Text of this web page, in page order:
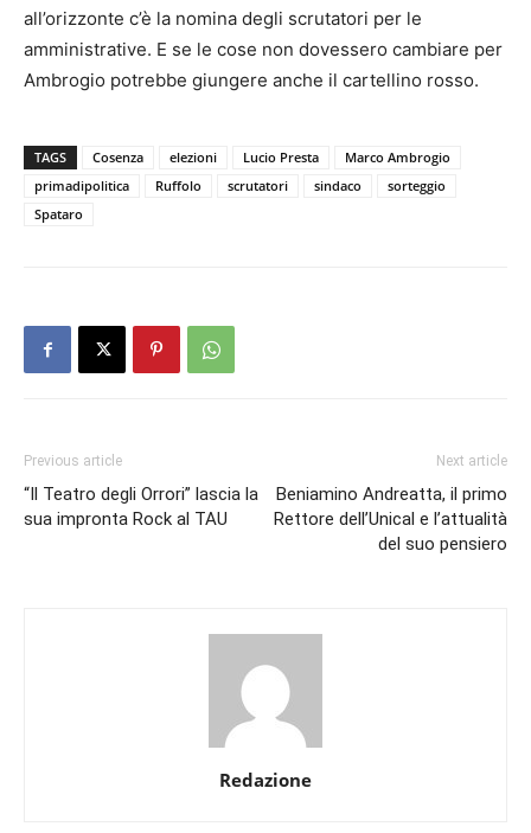
all’orizzonte c’è la nomina degli scrutatori per le
amministrative. E se le cose non dovessero cambiare per
Ambrogio potrebbe giungere anche il cartellino rosso.
TAGS Cosenza elezioni Lucio Presta
Marco Ambrogio
primadipolitica
Ruffolo scrutatori sindaco
sorteggio
Spataro
Previous article
“Il Teatro degli Orrori” lascia la
sua impronta Rock al TAU
Next article
Beniamino Andreatta, il primo
Rettore dell’Unical e l’attualità
del suo pensiero
Redazione